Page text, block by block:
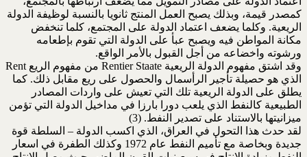
كمصدر قيمة، وبذلك يصبح العمل المنتج ثانويا بالنسبة لوظيفة الدولة
الريعية. وكلما يضعف اعتماد الدولة على المجتمع، كلما تنخفض
مكانة المواطن فيه ويصبح عبأ على الدولة التي تقوم بإطعامه
ورشوته واخضاعه من أجل القبول بالأمر الواقع.
وقد اشتق مفهوم الدولة الريعية Rentier Staate من مفهوم الريع Rent
الذي هو حصيلة تأجير الرأسمال والحصول على ريع مقابل ذلك. كما
يطلق على الدولة الريعية تلك التي تعيش على واردات المصادر
الطبيعية كالنفط الذي يلعب دورا بارزا في مداخيل الدولة التي تؤمن
ميزانيتها بالاستناد على تصدير النفط. (3)
لقد حدث هذا التحول في العراق، الذي اكسب الدولة – السلطة قوة
جديدة وبخاصة مع تأميم النفط عام 1972 وكذلك الطفرة في اسعار